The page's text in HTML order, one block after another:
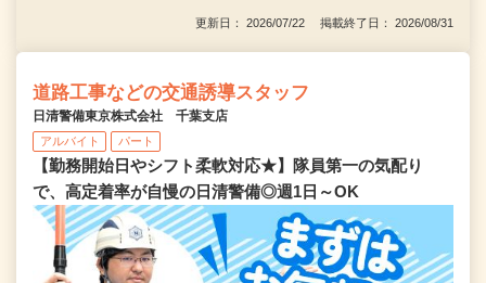
更新日： 2026/07/22 掲載終了日： 2026/08/31
道路工事などの交通誘導スタッフ
日清警備東京株式会社 千葉支店
アルバイト パート
【勤務開始日やシフト柔軟対応★】隊員第一の気配り
で、高定着率が自慢の日清警備◎週1日～OK